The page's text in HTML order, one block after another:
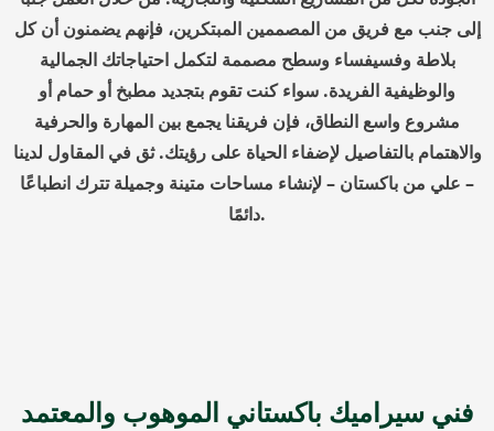
إلى جنب مع فريق من المصممين المبتكرين، فإنهم يضمنون أن كل
بلاطة وفسيفساء وسطح مصممة لتكمل احتياجاتك الجمالية
والوظيفية الفريدة. سواء كنت تقوم بتجديد مطبخ أو حمام أو
مشروع واسع النطاق، فإن فريقنا يجمع بين المهارة والحرفية
والاهتمام بالتفاصيل لإضفاء الحياة على رؤيتك. ثق في المقاول لدينا
– علي من باكستان – لإنشاء مساحات متينة وجميلة تترك انطباعًا
دائمًا.
فني سيراميك باكستاني الموهوب والمعتمد